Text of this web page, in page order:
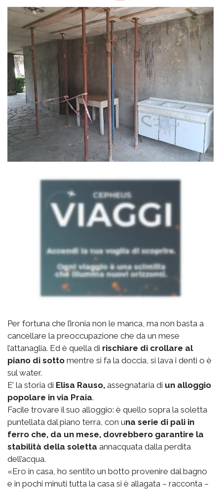
Per fortuna che l’ironia non le manca, ma non basta a
cancellare la preoccupazione che da un mese
l’attanaglia. Ed è quella di rischiare di crollare al
piano di sotto mentre si fa la doccia, si lava i denti o è
sul water.
E’ la storia di Elisa Rauso, assegnataria di un alloggio
popolare in via Praia.
Facile trovare il suo alloggio: è quello sopra la soletta
puntellata dal piano terra, con una serie di pali in
ferro che, da un mese, dovrebbero garantire la
stabilità della soletta annacquata dalla perdita
dell’acqua.
«Ero in casa, ho sentito un botto provenire dal bagno
e in pochi minuti tutta la casa si è allagata – racconta –